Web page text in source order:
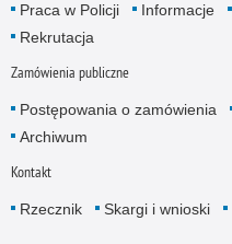
Praca w Policji Informacje
Rekrutacja
Zamówienia publiczne
Postępowania o zamówienia
Archiwum
Kontakt
Rzecznik Skargi i wnioski